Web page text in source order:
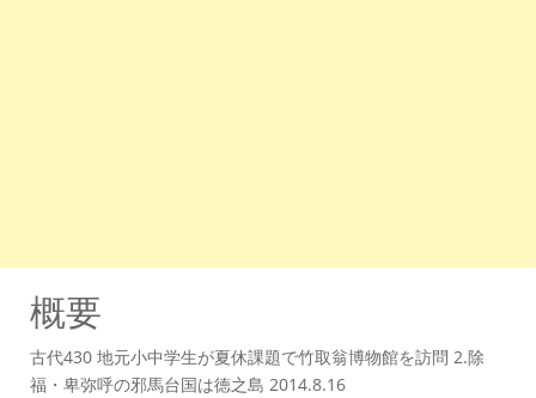
概要
古代430 地元小中学生が夏休課題で竹取翁博物館を訪問 2.除
福・卑弥呼の邪馬台国は徳之島 2014.8.16